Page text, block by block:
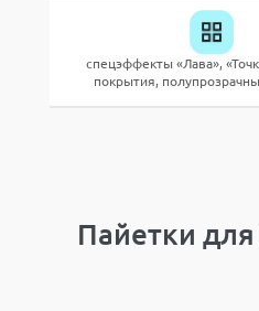
спецэффекты «Лава»,
покрытия,
Пайетки